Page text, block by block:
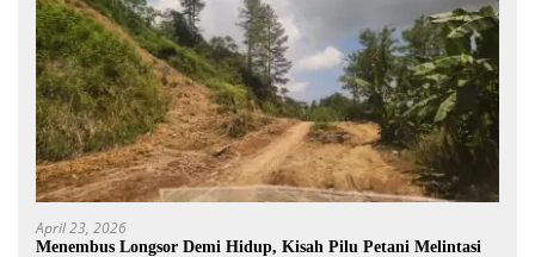
April 23, 2026
Menembus Longsor Demi Hidup, Kisah Pilu Petani Melintasi